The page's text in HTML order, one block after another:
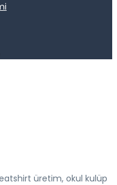
üretim, okul kulüp